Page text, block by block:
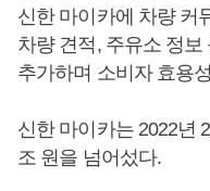
신한 마이카에 차량 커
차량 견적, 주유소 정
추가하며 소비자 효용
신한 마이카는 2022년
조 원을 넘어섰다.